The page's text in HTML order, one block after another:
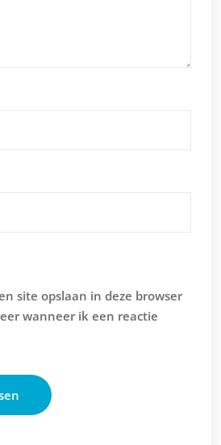
site opslaan in deze browser
wanneer ik een reactie